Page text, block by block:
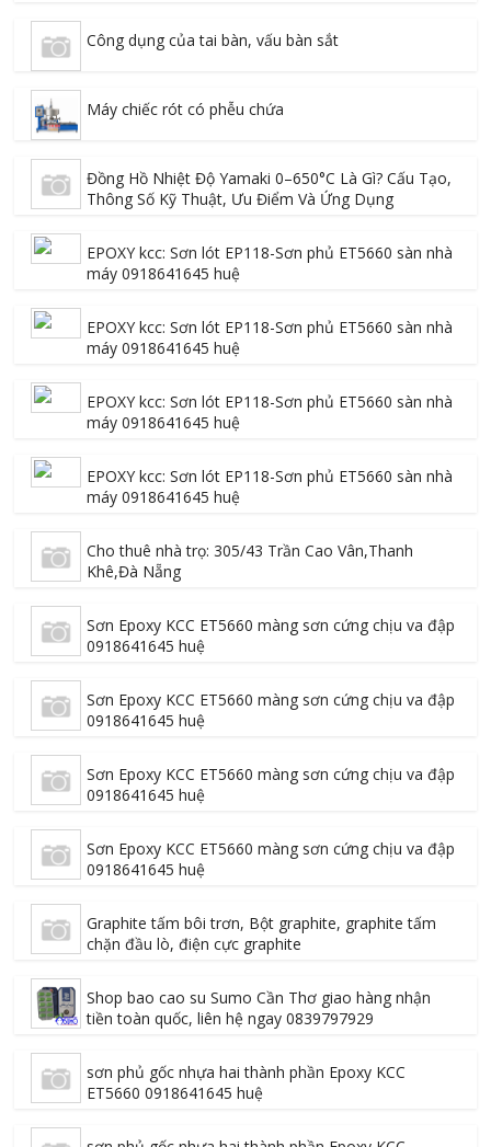
Công dụng của tai bàn, vấu bàn sắt
Máy chiếc rót có phễu chứa
Đồng Hồ Nhiệt Độ Yamaki 0–650°C Là Gì? Cấu Tạo,
Thông Số Kỹ Thuật, Ưu Điểm Và Ứng Dụng
EPOXY kcc: Sơn lót EP118-Sơn phủ ET5660 sàn nhà
máy 0918641645 huệ
EPOXY kcc: Sơn lót EP118-Sơn phủ ET5660 sàn nhà
máy 0918641645 huệ
EPOXY kcc: Sơn lót EP118-Sơn phủ ET5660 sàn nhà
máy 0918641645 huệ
EPOXY kcc: Sơn lót EP118-Sơn phủ ET5660 sàn nhà
máy 0918641645 huệ
Cho thuê nhà trọ: 305/43 Trần Cao Vân,Thanh
Khê,Đà Nẵng
Sơn Epoxy KCC ET5660 màng sơn cứng chịu va đập
0918641645 huệ
Sơn Epoxy KCC ET5660 màng sơn cứng chịu va đập
0918641645 huệ
Sơn Epoxy KCC ET5660 màng sơn cứng chịu va đập
0918641645 huệ
Sơn Epoxy KCC ET5660 màng sơn cứng chịu va đập
0918641645 huệ
Graphite tấm bôi trơn, Bột graphite, graphite tấm
chặn đầu lò, điện cực graphite
Shop bao cao su Sumo Cần Thơ giao hàng nhận
tiền toàn quốc, liên hệ ngay 0839797929
sơn phủ gốc nhựa hai thành phần Epoxy KCC
ET5660 0918641645 huệ